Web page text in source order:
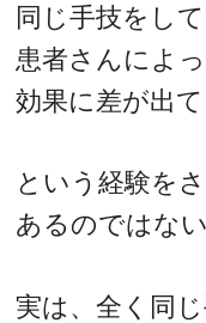
同じ手技をし
患者さんによ
効果に差が出
という経験を
あるのではな
実は、全く同